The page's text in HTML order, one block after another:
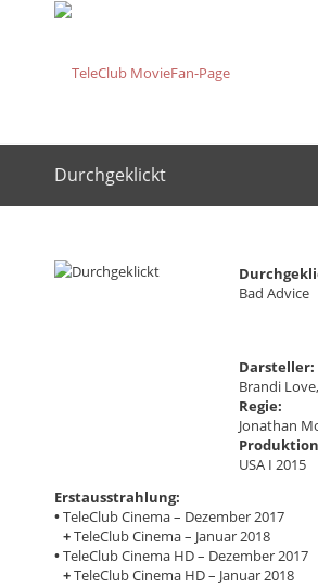
Durchgeklickt
Bad Advice
Darsteller:
Brandi
Regie:
Jonathan
USA I 2015
Erstausstrahlung:
•TeleClub Cinema – Dezember 2017
+TeleClub Cinema – Januar 2018
•TeleClub Cinema HD – Dezember 2017
+TeleClub Cinema HD – Januar 2018